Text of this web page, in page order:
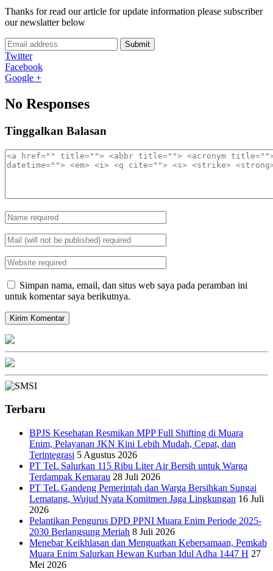
Thanks for read our article for update information please subscriber
our newslatter below
Submit
Twitter
Facebook
Google +
No Responses
Tinggalkan Balasan
Simpan nama, email, dan situs web saya pada peramban ini
untuk komentar saya berikutnya.
Terbaru
BPJS Kesehatan Resmikan MPP Full Shifting di Muara
Enim, Pelayanan JKN Kini Lebih Mudah, Cepat, dan
Terintegrasi 5 Agustus 2026
PT TeL Salurkan 115 Ribu Liter Air Bersih untuk Warga
Terdampak Kemarau 28 Juli 2026
PT TeL Gandeng Pemerintah dan Warga Bersihkan Sungai
Lematang, Wujud Nyata Komitmen Jaga Lingkungan 16 Juli
2026
Pelantikan Pengurus DPD PPNI Muara Enim Periode 2025-
2030 Berlangsung Meriah 8 Juli 2026
Menebar Keikhlasan dan Menguatkan Kebersamaan, Pemkab
Muara Enim Salurkan Hewan Kurban Idul Adha 1447 H 27
Mei 2026